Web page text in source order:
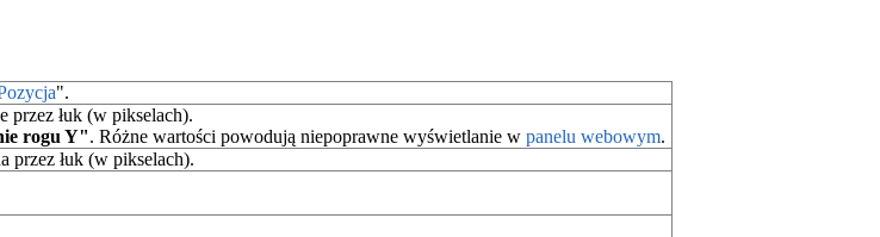
".
przez łuk (w pikselach).
rogu Y". Różne wartości powodują niepoprawne wyświetlanie w panelu webowym.
przez łuk (w pikselach).